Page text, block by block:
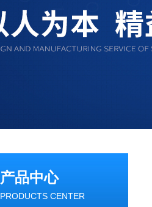
产品中心
PRODUCTS CENTER